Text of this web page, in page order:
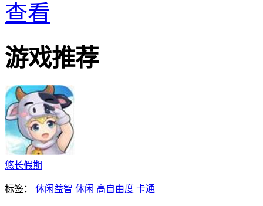
查看
游戏推荐
悠长假期
标签： 休闲益智 休闲 高自由度 卡通